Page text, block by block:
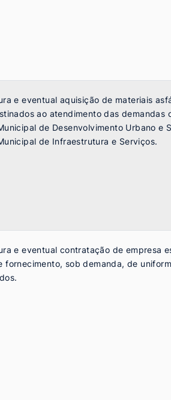
e eventual aquisição de materiais
ao atendimento das demandas
de Desenvolvimento Urbano e
de Infraestrutura e Serviços.
e eventual contratação de empresa
fornecimento, sob demanda, de